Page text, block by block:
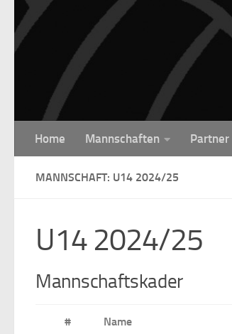
Unter dem Inhalt
Home Mannschaften Partner
MANNSCHAFT: U14 2024/25
U14 2024/25
Mannschaftskader
# Name